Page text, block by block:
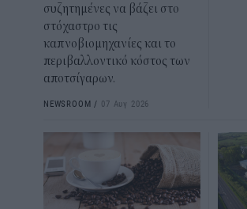
συζητημένες να βάζει στο
στόχαστρο τις
καπνοβιομηχανίες και το
περιβαλλοντικό κόστος των
αποτσίγαρων.
NEWSROOM / 07 Αυγ 2026